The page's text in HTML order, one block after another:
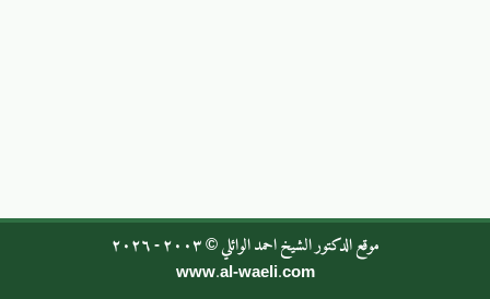
موقع الدكتور الشيخ احمد الوائلي © ٢٠٠٣ - ٢٠٢٦
www.al-waeli.com